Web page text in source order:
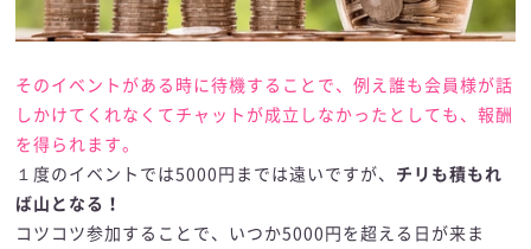
そのイベントがある時に待機することで、例え誰も会員様が話
しかけてくれなくてチャットが成立しなかったとしても、報酬
を得られます。
１度のイベントでは5000円までは遠いですが、 チリも積もれ
ば山となる！
コツコツ参加することで、いつか5000円を超える日が来ま